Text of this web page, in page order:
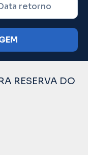
retorno
RESERVA DO